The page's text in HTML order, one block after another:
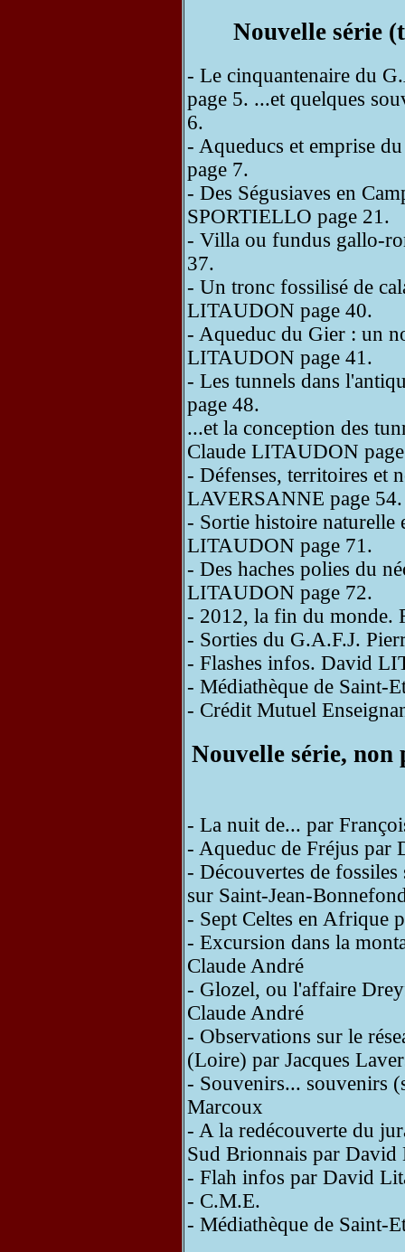
Nouvelle série
- Le cinquantenaire du
page 5. ...et quelques
6.
- Aqueducs et emprise
page 7.
- Des Ségusiaves en
SPORTIELLO page 21.
- Villa ou fundus gallo-
37.
- Un tronc fossilisé de
LITAUDON page 40.
- Aqueduc du Gier : un
LITAUDON page 41.
- Les tunnels dans
page 48.
...et la conception des
Claude LITAUDON
- Défenses, territoires et
LAVERSANNE page 54.
- Sortie histoire naturelle
LITAUDON page 71.
- Des haches polies du
LITAUDON page 72.
- 2012, la fin du monde.
- Sorties du G.A.F.J.
- Flashes infos. David
- Médiathèque de Saint-
- Crédit Mutuel
Nouvelle série, non
- La nuit de... par
- Aqueduc de Fréjus par
- Découvertes de
sur Saint-Jean-
- Sept Celtes en Afrique
- Excursion dans la
Claude André
- Glozel, ou l'affaire
Claude André
- Observations sur le
(Loire) par Jacques
- Souvenirs... souvenirs
Marcoux
- A la redécouverte du
Sud Brionnais par David
- Flah infos par David
- C.M.E.
- Médiathèque de Saint-